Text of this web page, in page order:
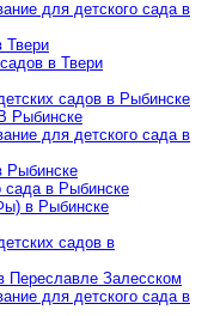
для детского сада в
Твери
в Твери
садов в Рыбинске
Рыбинске
для детского сада в
Рыбинске
сада в Рыбинске
в Рыбинске
садов в
Переславле Залесском
для детского сада в